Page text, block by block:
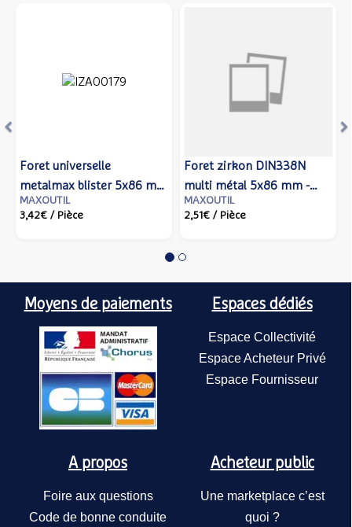
Foret universelle
metalmax blister 5x86 mm
- IZAR - 80114 - Izar cutting
MAXOUTIL
3,42€ / Pièce
Foret zirkon DIN338N
multi métal 5x86 mm -
IZAR - 14758 - Izar cutting
MAXOUTIL
2,51€ / Pièce
Moyens de paiements Espaces dédiés
Espace Collectivité
Espace Acheteur Privé
Espace Fournisseur
A propos
Foire aux questions
Code de bonne conduite
Acheteur public
Une marketplace c’est
quoi ?